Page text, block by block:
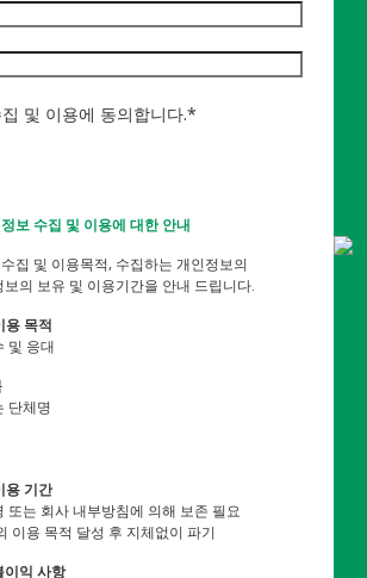
및 이용에 동의합니다.*
보 수집 및 이용에 대한 안내
집 및 이용목적, 수집하는 개인정보의
보의 보유 및 이용기간을 안내 드립니다.
용 목적
및 응대
단체명
용 기간
는 회사 내부방침에 의해 보존 필요
이용 목적 달성 후 지체없이 파기
이익 사항